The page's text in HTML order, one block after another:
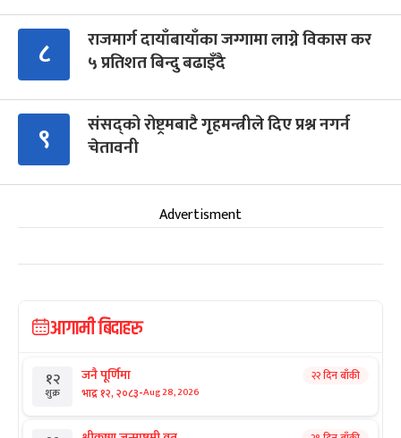
८
राजमार्ग दायाँबायाँका जग्गामा लाग्ने विकास कर
५ प्रतिशत बिन्दु बढाइँदै
९
संसद्को रोष्ट्रमबाटै गृहमन्त्रीले दिए प्रश्न नगर्न
चेतावनी
Advertisment
आगामी बिदाहरु
१२
शुक्र
जनै पूर्णिमा
भाद्र १२, २०८३-Aug 28, 2026
२२ दिन बाँकी